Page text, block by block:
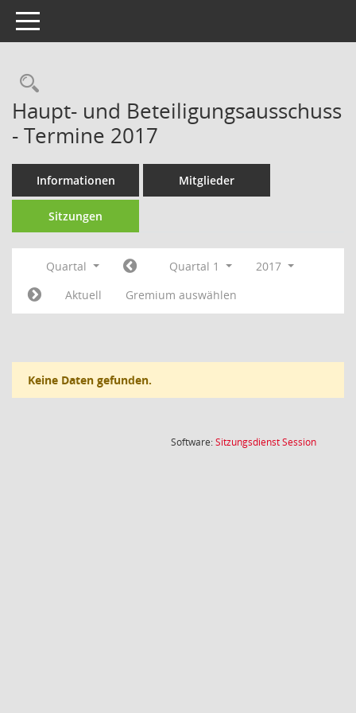
Toggle navigation
Rechercheauswahl
Haupt- und Beteiligungsausschuss
- Termine 2017
Informationen Mitglieder
Sitzungen
Quartal Quartal 1
2017
Aktuell
Gremium auswählen
Keine Daten gefunden.
Software:SitzungsdienstSession(Wird in